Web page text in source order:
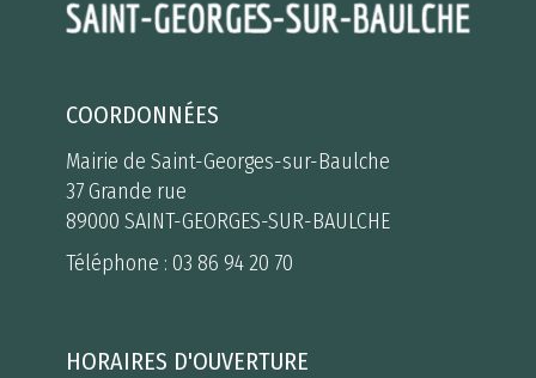
COORDONNÉES
Mairie de Saint-Georges-sur-Baulche
37 Grande rue
89000 SAINT-GEORGES-SUR-BAULCHE
Téléphone : 03 86 94 20 70
HORAIRES D'OUVERTURE